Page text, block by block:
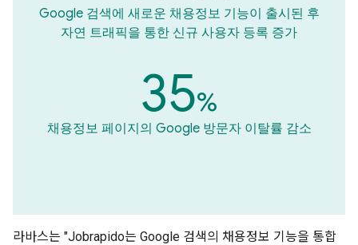
Google 검색에 새로운 채용정보 기능이 출시된 후
자연 트래픽을 통한 신규 사용자 등록 증가
35%
채용정보 페이지의 Google 방문자 이탈률 감소
라바스는 "Jobrapido는 Google 검색의 채용정보 기능을 통합